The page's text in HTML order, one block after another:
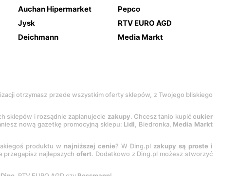
Auchan Hipermarket
Pepco
Jysk
RTV EURO AGD
Deichmann Media Markt
otrzymasz przede wszystkim oferty sklepów, z Twojego bliskiego
sklepów i rozsądnie zaplanujecie zakupy. Chcesz tanio kupićcukier
nową gazetkę promocyjną sklepu: Lidl, Biedronka, Media Markt
produktu w najniższej cenie? W Ding.pl zakupy są proste i
przegapisz najlepszychofert. Dodatkowo z Ding.pl możesz stworzyć